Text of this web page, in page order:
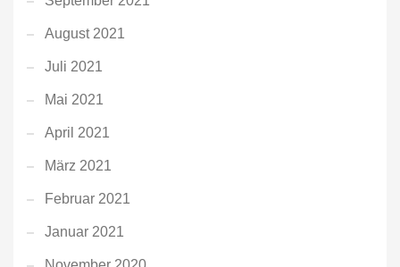
August 2021
Juli 2021
Mai 2021
April 2021
März 2021
Februar 2021
Januar 2021